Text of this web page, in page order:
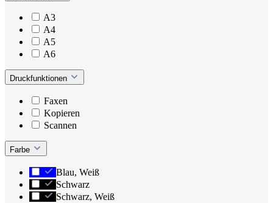
A3
A4
A5
A6
Druckfunktionen
Faxen
Kopieren
Scannen
Farbe
Blau, Weiß
Schwarz
Schwarz, Weiß